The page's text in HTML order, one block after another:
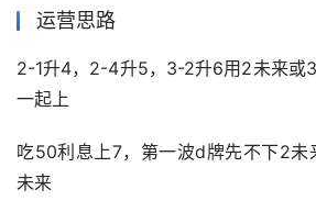
运营思路
2-1升4，2-4升5，3-2升6用2未来或
一起上
吃50利息上7，第一波d牌先不下2未
未来